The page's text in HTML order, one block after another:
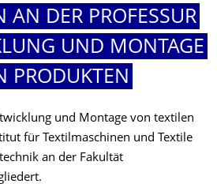
AN DER PROFESSUR
UND MONTAGE
PRODUKTEN
und Montage von textilen
für Textilmaschinen und Textile
an der Fakultät